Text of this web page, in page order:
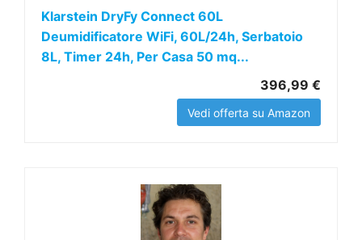
Klarstein DryFy Connect 60L
Deumidificatore WiFi, 60L/24h, Serbatoio
8L, Timer 24h, Per Casa 50 mq...
396,99 €
Vedi offerta su Amazon